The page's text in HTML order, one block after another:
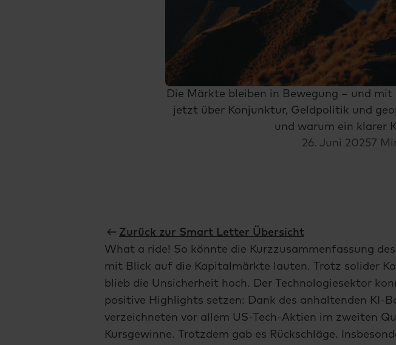
Die Märkte bleiben in Bewegung – und
jetzt über Konjunktur, Geldpolitik und
und warum ein klarer
26. Juni 20257
Zurück zur Smart Letter Übersicht
What a ride! So könnte die Kurzzusammenfassung
mit Blick auf die Kapitalmärkte lauten. Trotz solider
blieb die Unsicherheit hoch. Der Technologiesektor
positive Highlights setzen: Dank des anhaltenden KI-
verzeichneten vor allem US-Tech-Aktien im zweiten
Kursgewinne. Trotzdem gab es Rückschläge.